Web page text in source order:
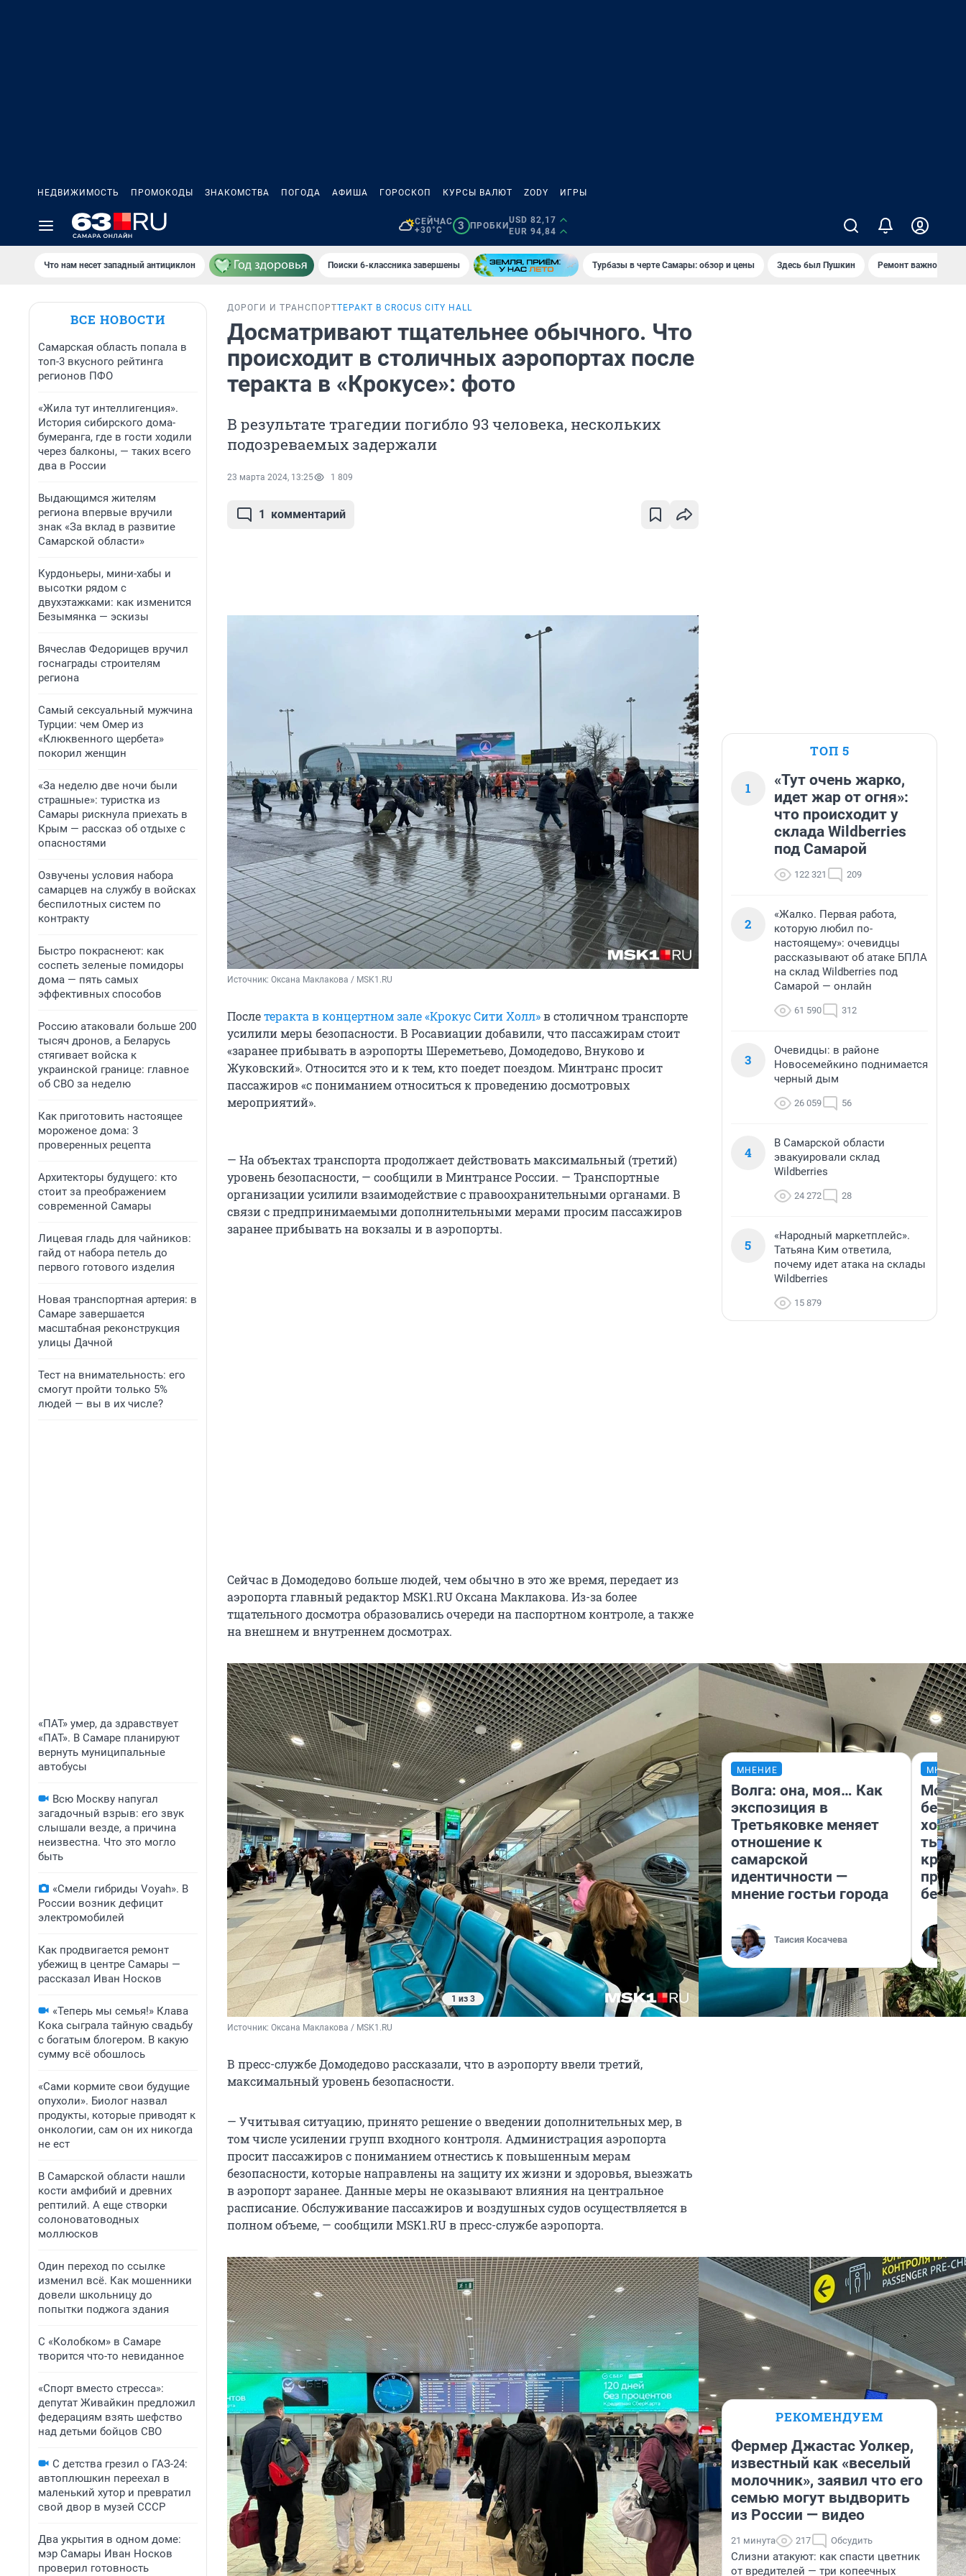
НЕДВИЖИМОСТЬ ПРОМОКОДЫ ЗНАКОМСТВА ПОГОДА АФИША ГОРОСКОП КУРСЫ ВАЛЮТ ZODY ИГРЫ
СЕЙЧАС
+30°C
3 ПРОБКИ
USD 82,17
EUR 94,84
Что нам несет западный антициклон Поиски 6-классника завершены Турбазы в черте Самары: обзор и цены Здесь был Пушкин Ремонт важного
ВСЕ НОВОСТИ
Самарская область попала в
топ-3 вкусного рейтинга
регионов ПФО
«Жила тут интеллигенция».
История сибирского дома-
бумеранга, где в гости ходили
через балконы, — таких всего
два в России
Выдающимся жителям
региона впервые вручили
знак «За вклад в развитие
Самарской области»
Курдоньеры, мини-хабы и
высотки рядом с
двухэтажками: как изменится
Безымянка — эскизы
Вячеслав Федорищев вручил
госнаграды строителям
региона
Самый сексуальный мужчина
Турции: чем Омер из
«Клюквенного щербета»
покорил женщин
«За неделю две ночи были
страшные»: туристка из
Самары рискнула приехать в
Крым — рассказ об отдыхе с
опасностями
Озвучены условия набора
самарцев на службу в войсках
беспилотных систем по
контракту
Быстро покраснеют: как
соспеть зеленые помидоры
дома — пять самых
эффективных способов
Россию атаковали больше 200
тысяч дронов, а Беларусь
стягивает войска к
украинской границе: главное
об СВО за неделю
Как приготовить настоящее
мороженое дома: 3
проверенных рецепта
Архитекторы будущего: кто
стоит за преображением
современной Самары
Лицевая гладь для чайников:
гайд от набора петель до
первого готового изделия
Новая транспортная артерия: в
Самаре завершается
масштабная реконструкция
улицы Дачной
Тест на внимательность: его
смогут пройти только 5%
людей — вы в их числе?
«ПАТ» умер, да здравствует
«ПАТ». В Самаре планируют
вернуть муниципальные
автобусы
Всю Москву напугал
загадочный взрыв: его звук
слышали везде, а причина
неизвестна. Что это могло
быть
«Смели гибриды Voyah». В
России возник дефицит
электромобилей
Как продвигается ремонт
убежищ в центре Самары —
рассказал Иван Носков
«Теперь мы семья!» Клава
Кока сыграла тайную свадьбу
с богатым блогером. В какую
сумму всё обошлось
«Сами кормите свои будущие
опухоли». Биолог назвал
продукты, которые приводят к
онкологии, сам он их никогда
не ест
В Самарской области нашли
кости амфибий и древних
рептилий. А еще створки
солоноватоводных
моллюсков
Один переход по ссылке
изменил всё. Как мошенники
довели школьницу до
попытки поджога здания
С «Колобком» в Самаре
творится что-то невиданное
«Спорт вместо стресса»:
депутат Живайкин предложил
федерациям взять шефство
над детьми бойцов СВО
С детства грезил о ГАЗ-24:
автоплюшкин переехал в
маленький хутор и превратил
свой двор в музей СССР
Два укрытия в одном доме:
мэр Самары Иван Носков
проверил готовность
ДОРОГИ И ТРАНСПОРТТЕРАКТ В CROCUS CITY HALL
Досматривают тщательнее обычного. Что
происходит в столичных аэропортах после
теракта в «Крокусе»: фото
В результате трагедии погибло 93 человека, нескольких
подозреваемых задержали
23 марта 2024, 13:25 1 809
1 комментарий
Источник: Оксана Маклакова / MSK1.RU
Послетеракта в концертном зале «Крокус Сити Холл»в столичном транспорте
усилили меры безопасности. В Росавиации добавили, что пассажирам стоит
«заранее прибывать в аэропорты Шереметьево, Домодедово, Внуково и
Жуковский». Относится это и к тем, кто поедет поездом. Минтранс просит
пассажиров «с пониманием относиться к проведению досмотровых
мероприятий».
— На объектах транспорта продолжает действовать максимальный (третий)
уровень безопасности, — сообщили в Минтрансе России. — Транспортные
организации усилили взаимодействие с правоохранительными органами. В
связи с предпринимаемыми дополнительными мерами просим пассажиров
заранее прибывать на вокзалы и в аэропорты.
Сейчас в Домодедово больше людей, чем обычно в это же время, передает из
аэропорта главный редактор MSK1.RU Оксана Маклакова. Из-за более
тщательного досмотра образовались очереди на паспортном контроле, а также
на внешнем и внутреннем досмотрах.
1 из 3
Источник: Оксана Маклакова / MSK1.RU
В пресс-службе Домодедово рассказали, что в аэропорту ввели третий,
максимальный уровень безопасности.
— Учитывая ситуацию, принято решение о введении дополнительных мер, в
том числе усилении групп входного контроля. Администрация аэропорта
просит пассажиров с пониманием отнестись к повышенным мерам
безопасности, которые направлены на защиту их жизни и здоровья, выезжать
в аэропорт заранее. Данные меры не оказывают влияния на центральное
расписание. Обслуживание пассажиров и воздушных судов осуществляется в
полном объеме, — сообщили MSK1.RU в пресс-службе аэропорта.
ТОП 5
1
«Тут очень жарко,
идет жар от огня»:
что происходит у
склада Wildberries
под Самарой
122 321 209
2
«Жалко. Первая работа,
которую любил по-
настоящему»: очевидцы
рассказывают об атаке БПЛА
на склад Wildberries под
Самарой — онлайн
61 590 312
3
Очевидцы: в районе
Новосемейкино поднимается
черный дым
26 059 56
4
В Самарской области
эвакуировали склад
Wildberries
24 272 28
5
«Народный маркетплейс».
Татьяна Ким ответила,
почему идет атака на склады
Wildberries
15 879
МНЕНИЕ
Волга: она, моя… Как
экспозиция в
Третьяковке меняет
отношение к
самарской
идентичности —
мнение гостьи города
Таисия Косачева
Мой
РЕКОМЕНДУЕМ
Фермер Джастас Уолкер,
известный как «веселый
молочник», заявил что его
семью могут выдворить
из России — видео
21 минута 217 Обсудить
Слизни атакуют: как спасти цветник
от вредителей — три копеечных